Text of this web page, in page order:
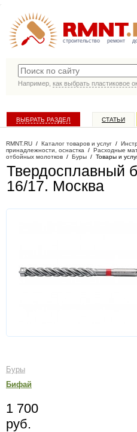
строительство ремонт
Например, как выбрать пластиковое
ВЫБРАТЬ РАЗДЕЛ СТАТЬИ
RMNT.RU / Каталог товаров и услуг /
принадлежности, оснастка / Расходные
отбойных молотков / Буры / Товары и
Твердосплавный
16/17. Москва
Буры
Бифай
1 700
руб.